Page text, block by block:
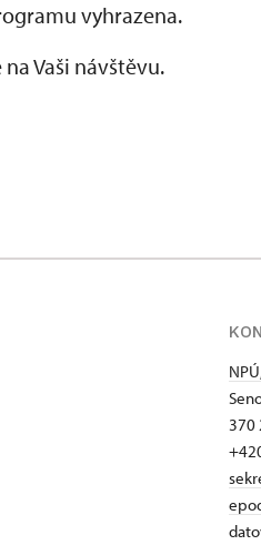
vyhrazena.
na Vaši návštěvu.
370